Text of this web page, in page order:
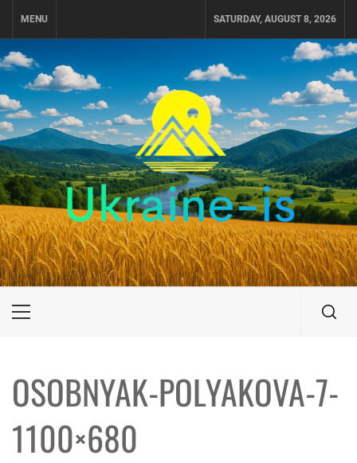
MENU SATURDAY, AUGUST 8, 2026
UKRAINE-IS
ПОДОРОЖI ПО УКРАЇНІ
Primary
OSOBNYAK-POLYAKOVA-7-
1100×680